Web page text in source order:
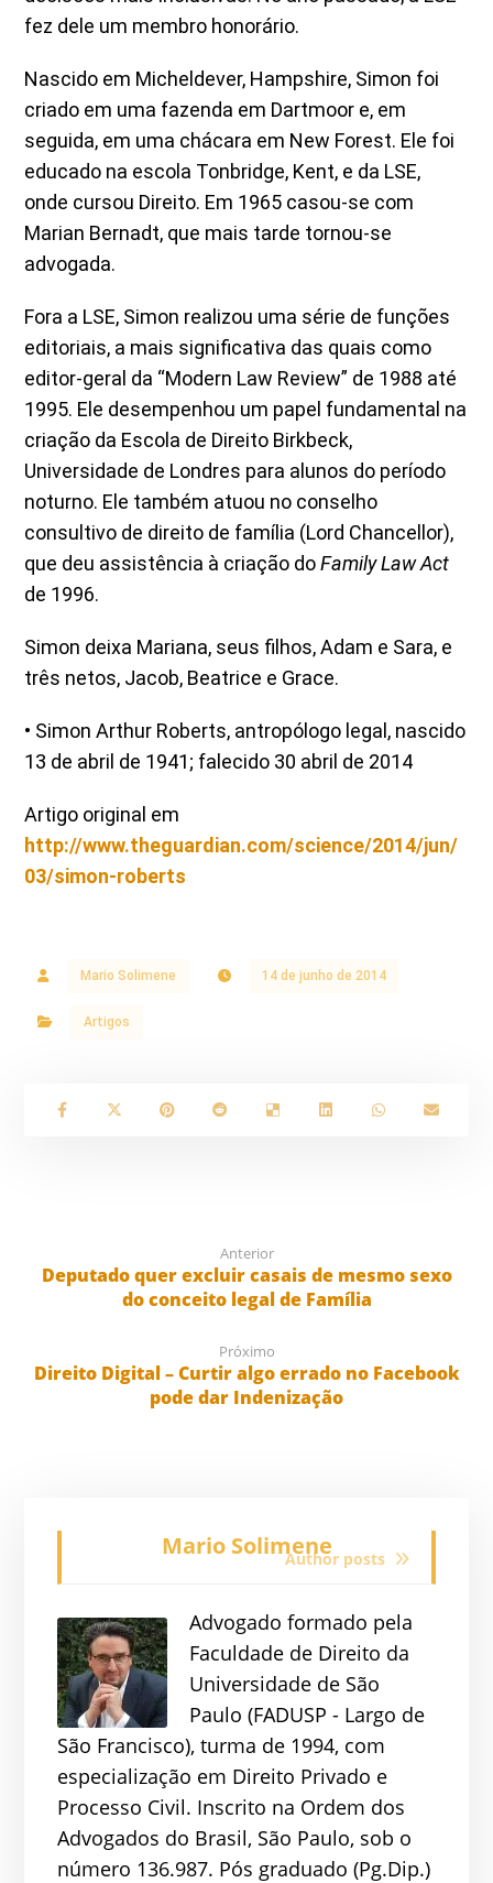
fez dele um membro honorário.
Nascido em Micheldever, Hampshire, Simon foi
criado em uma fazenda em Dartmoor e, em
seguida, em uma chácara em New Forest. Ele foi
educado na escola Tonbridge, Kent, e da LSE,
onde cursou Direito. Em 1965 casou-se com
Marian Bernadt, que mais tarde tornou-se
advogada.
Fora a LSE, Simon realizou uma série de funções
editoriais, a mais significativa das quais como
editor-geral da “Modern Law Review” de 1988 até
1995. Ele desempenhou um papel fundamental na
criação da Escola de Direito Birkbeck,
Universidade de Londres para alunos do período
noturno. Ele também atuou no conselho
consultivo de direito de família (Lord Chancellor),
que deu assistência à criação doFamily Law Act
de 1996.
Simon deixa Mariana, seus filhos, Adam e Sara, e
três netos, Jacob, Beatrice e Grace.
• Simon Arthur Roberts, antropólogo legal, nascido
13 de abril de 1941; falecido 30 abril de 2014
Artigo original em
http://www.theguardian.com/science/2014/jun/
03/simon-roberts
Mario Solimene 14 de junho de 2014
Artigos
Anterior
Deputado quer excluir casais de mesmo sexo
do conceito legal de Família
Próximo
Direito Digital – Curtir algo errado no Facebook
pode dar Indenização
Mario SolimeneAuthor posts
Advogado formado pela
Faculdade de Direito da
Universidade de São
Paulo (FADUSP - Largo de
São Francisco), turma de 1994, com
especialização em Direito Privado e
Processo Civil. Inscrito na Ordem dos
Advogados do Brasil, São Paulo, sob o
número 136.987. Pós graduado (Pg.Dip.)